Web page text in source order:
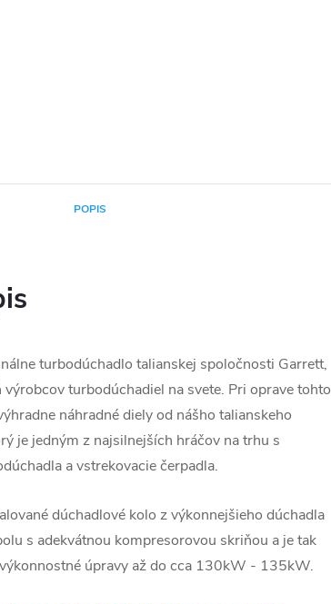
POPIS
turbodúchadlo talianskej spoločnosti Garrett,
turbodúchadiel na svete. Pri oprave tohto
náhradné diely od nášho talianskeho
je jedným z najsilnejších hráčov na trhu s
a vstrekovacie čerpadla.
dúchadlové kolo z výkonnejšieho dúchadla
s adekvátnou kompresorovou skriňou a je tak
úpravy až do cca 130kW - 135kW.